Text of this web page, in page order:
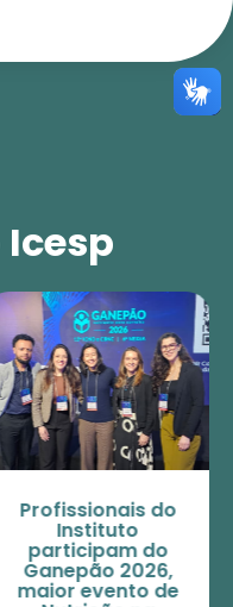
Profissionais do
Instituto
participam do
Ganepão 2026,
maior evento de